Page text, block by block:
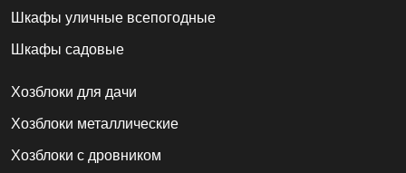
Шкафы уличные всепогодные
Шкафы садовые
Хозблоки для дачи
Хозблоки металлические
Хозблоки с дровником